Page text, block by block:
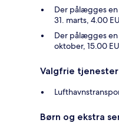
Der pålægges en
31. marts, 4.00
Der pålægges en
oktober, 15.00
Valgfrie tjenester
Børn og ekstra